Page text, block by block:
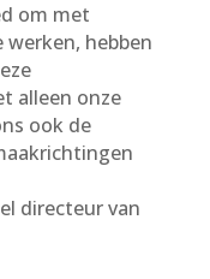
om met
werken, hebben
alleen onze
ook de
directeur van